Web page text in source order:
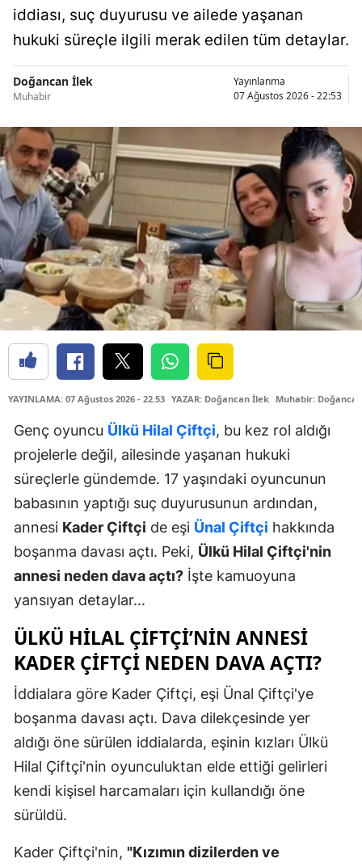
iddiası, suç duyurusu ve ailede yaşanan
hukuki süreçle ilgili merak edilen tüm detaylar.
Doğancan İlek
Muhabir
Yayınlanma
07 Ağustos 2026 - 22:53
YAYINLAMA: 07 Ağustos 2026 - 22.53 YAZAR: Doğancan İlek Muhabir:
Genç oyuncu Ülkü Hilal Çiftçi, bu kez rol aldığı
projelerle değil, ailesinde yaşanan hukuki
süreçlerle gündemde. 17 yaşındaki oyuncunun
babasının yaptığı suç duyurusunun ardından,
annesi Kader Çiftçi de eşi Ünal Çiftçi hakkında
boşanma davası açtı. Peki, Ülkü Hilal Çiftçi'nin
annesi neden dava açtı? İşte kamuoyuna
yansıyan detaylar...
ÜLKÜ HILAL ÇIFTÇI’NIN ANNESI
KADER ÇIFTÇI NEDEN DAVA AÇTI?
İddialara göre Kader Çiftçi, eşi Ünal Çiftçi'ye
boşanma davası açtı. Dava dilekçesinde yer
aldığı öne sürülen iddialarda, eşinin kızları Ülkü
Hilal Çiftçi'nin oyunculuktan elde ettiği gelirleri
kendi kişisel harcamaları için kullandığı öne
sürüldü.
Kader Çiftçi'nin, "Kızımın dizilerden ve